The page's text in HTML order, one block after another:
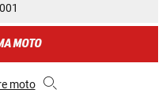
MOTO
moto